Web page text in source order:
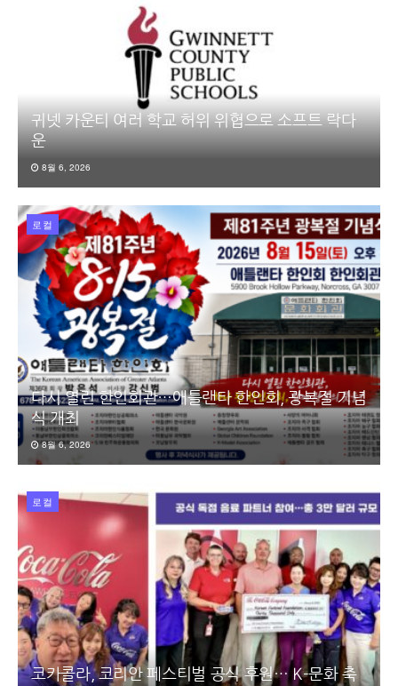
귀넷 카운티 여러 학교 허위 위협으로 소프트 락다
운
8월 6, 2026
로컬
다시 열린 한인회관…애틀랜타 한인회, 광복절 기념
식 개최
8월 6, 2026
로컬
코카콜라, 코리안 페스티벌 공식 후원… K-문화 축